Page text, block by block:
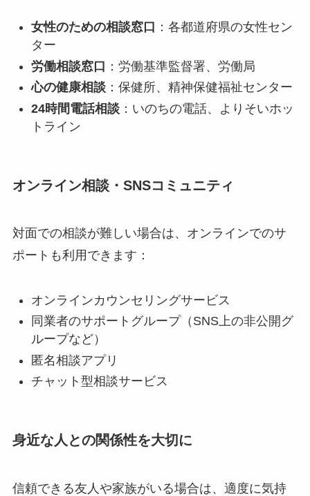
女性のための相談窓口 ：各都道府県の女性セン
ター
労働相談窓口 ：労働基準監督署、労働局
心の健康相談：保健所、精神保健福祉センター
24時間電話相談：いのちの電話、よりそいホッ
トライン
オンライン相談・SNSコミュニティ
対面での相談が難しい場合は、オンラインでのサ
ポートも利用できます：
オンラインカウンセリングサービス
同業者のサポートグループ（SNS上の非公開グ
ループなど）
匿名相談アプリ
チャット型相談サービス
身近な人との関係性を大切に
信頼できる友人や家族がいる場合は、適度に気持